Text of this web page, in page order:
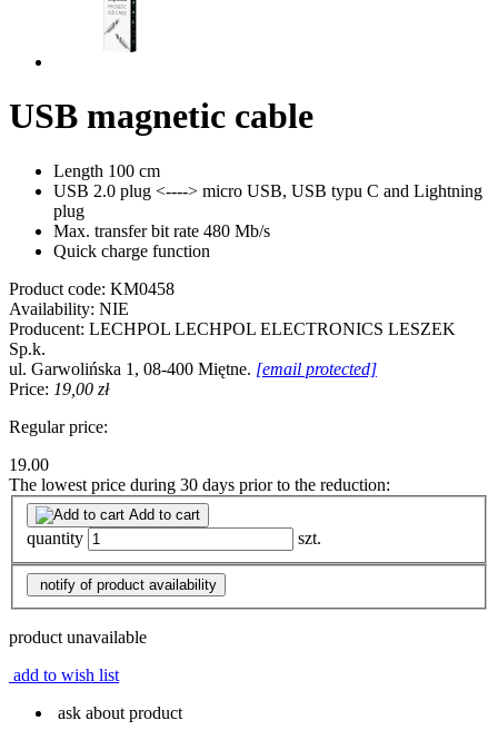
USB magnetic cable
Length 100 cm
USB 2.0 plug <----> micro USB, USB typu C and Lightning
plug
Max. transfer bit rate 480 Mb/s
Quick charge function
Product code: KM0458
Availability: NIE
Producent: LECHPOL LECHPOL ELECTRONICS LESZEK
Sp.k.
ul. Garwolińska 1, 08-400 Miętne. [email protected]
Price: 19,00 zł
Regular price:
19.00
The lowest price during 30 days prior to the reduction:
Add to cart
quantity szt.
notify of product availability
product unavailable
add to wish list
ask about product